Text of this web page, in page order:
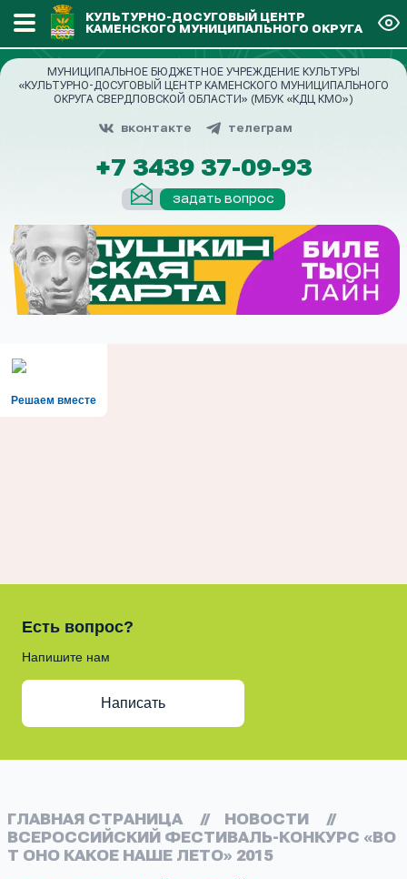
КУЛЬТУРНО-ДОСУГОВЫЙ ЦЕНТР
КАМЕНСКОГО МУНИЦИПАЛЬНОГО ОКРУГА
МУНИЦИПАЛЬНОЕ БЮДЖЕТНОЕ УЧРЕЖДЕНИЕ КУЛЬТУРЫ
«КУЛЬТУРНО-ДОСУГОВЫЙ ЦЕНТР КАМЕНСКОГО МУНИЦИПАЛЬНОГО
ОКРУГА СВЕРДЛОВСКОЙ ОБЛАСТИ» (МБУК «КДЦ КМО»)
вконтакте телеграм
+7 3439 37-09-93
задать вопрос
Решаем вместе
Есть вопрос?
Напишите нам
Написать
ГЛАВНАЯ СТРАНИЦА // НОВОСТИ
//
ВСЕРОССИЙСКИЙ ФЕСТИВАЛЬ-КОНКУРС «ВО
Т ОНО КАКОЕ НАШЕ ЛЕТО» 2015